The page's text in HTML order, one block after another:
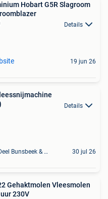
Hobart G5R Slagroom
Details
19 jun 26
Details
Hoeleden + Deel Bunsbeek & Sint-Magriete-Houtem 30 jul 26
Gehaktmolen Vleesmolen
230V